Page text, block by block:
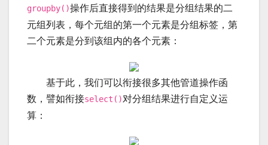
groupby()操作后直接得到的结果是分组结果的二
元组列表，每个元组的第一个元素是分组标签，第
二个元素是分到该组内的各个元素：
基于此，我们可以衔接很多其他管道操作函
数，譬如衔接select()对分组结果进行自定义运
算：